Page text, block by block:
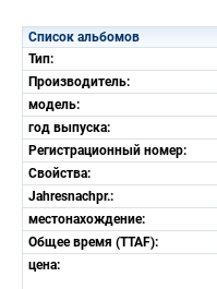
Список альбомов
Тип:
Производитель:
модель:
год выпуска:
Регистрационный номер:
Свойства:
Jahresnachpr.:
местонахождение:
Общее время (TTAF):
цена: